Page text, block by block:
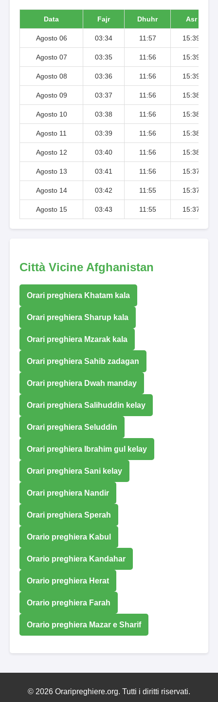
Data Fajr Dhuhr Asr
Agosto 06 03:34 11:57 15:39
Agosto 07 03:35 11:56 15:39
Agosto 08 03:36 11:56 15:39
Agosto 09 03:37 11:56 15:38
Agosto 10 03:38 11:56 15:38
Agosto 11 03:39 11:56 15:38
Agosto 12 03:40 11:56 15:38
Agosto 13 03:41 11:56 15:37
Agosto 14 03:42 11:55 15:37
Agosto 15 03:43 11:55 15:37
Città Vicine Afghanistan
Orari preghiera Khatam kala
Orari preghiera Sharup kala
Orari preghiera Mzarak kala
Orari preghiera Sahib zadagan
Orari preghiera Dwah manday
Orari preghiera Salihuddin kelay
Orari preghiera Seluddin
Orari preghiera Ibrahim gul kelay
Orari preghiera Sani kelay
Orari preghiera Nandir
Orari preghiera Sperah
Orario preghiera Kabul
Orario preghiera Kandahar
Orario preghiera Herat
Orario preghiera Farah
Orario preghiera Mazar e Sharif
© 2026 Oraripreghiere.org. Tutti i diritti riservati.